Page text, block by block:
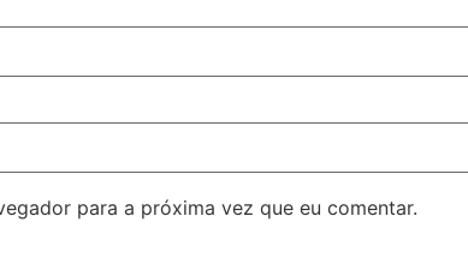
para a próxima vez que eu comentar.